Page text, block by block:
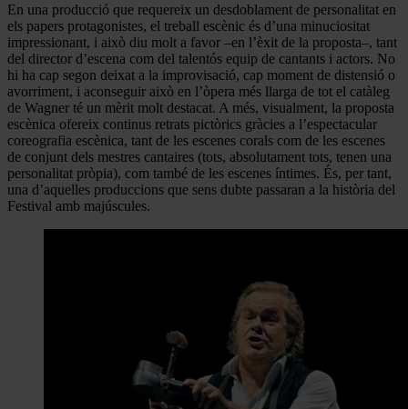
En una producció que requereix un desdoblament de personalitat en
els papers protagonistes, el treball escènic és d’una minuciositat
impressionant, i això diu molt a favor –en l’èxit de la proposta–, tant
del director d’escena com del talentós equip de cantants i actors. No
hi ha cap segon deixat a la improvisació, cap moment de distensió o
avorriment, i aconseguir això en l’òpera més llarga de tot el catàleg
de Wagner té un mèrit molt destacat. A més, visualment, la proposta
escènica ofereix continus retrats pictòrics gràcies a l’espectacular
coreografia escènica, tant de les escenes corals com de les escenes
de conjunt dels mestres cantaires (tots, absolutament tots, tenen una
personalitat pròpia), com també de les escenes íntimes. És, per tant,
una d’aquelles produccions que sens dubte passaran a la història del
Festival amb majúscules.